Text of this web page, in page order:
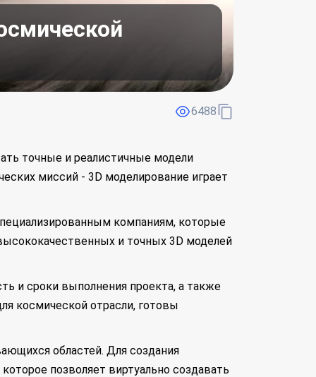
6488
точные и реалистичные модели
миссий - 3D моделирование играет
компаниям, которые
и точных 3D моделей
и сроки выполнения проекта, а также
космической отрасли, готовы
областей. Для создания
позволяет виртуально создавать